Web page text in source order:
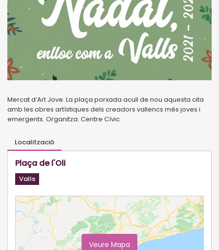
Mercat d’Art Jove. La plaça porxada acull de nou aquesta cita
amb les obres artístiques dels creadors vallencs més joves i
emergents. Organitza: Centre Cívic
Localització
Plaça de l'Oli
Valls
Veure Mapa